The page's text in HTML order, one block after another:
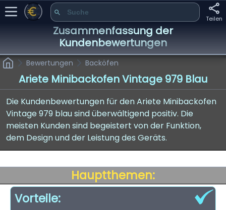
Teilen
Zusammenfassung der
Kundenbewertungen
Bewertungen Backöfen
Ariete Minibackofen Vintage 979 Blau
Die Kundenbewertungen für den Ariete Minibackofen
Vintage 979 blau sind überwältigend positiv. Die
meisten Kunden sind begeistert von der Funktion,
dem Design und der Leistung des Geräts.
Hauptthemen:
Vorteile: